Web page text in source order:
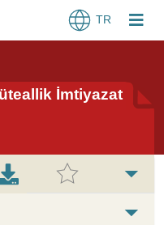
TR
İmtiyazat